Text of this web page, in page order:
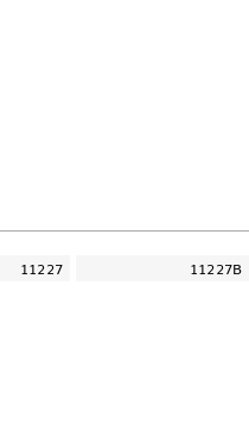
11227 11227B